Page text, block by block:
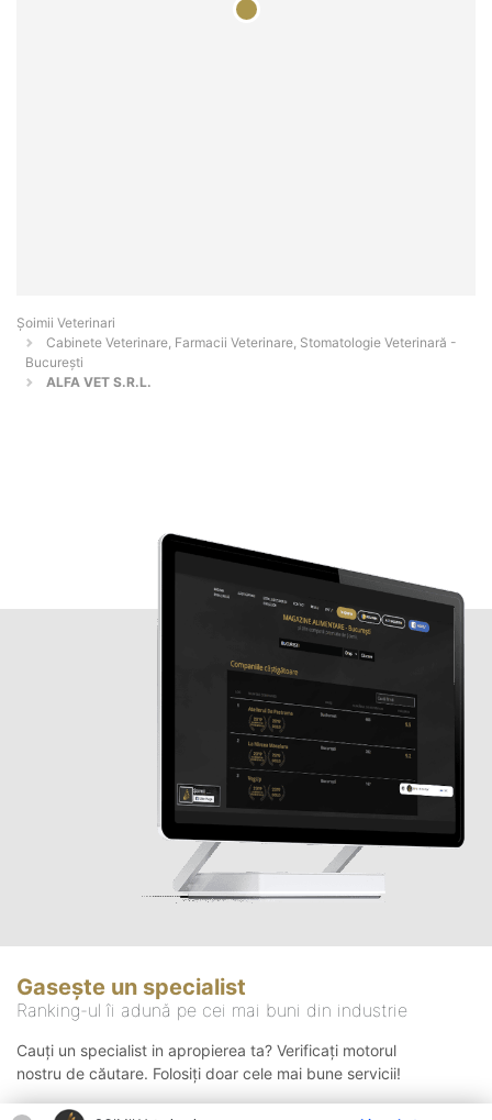
Șoimii Veterinari
Cabinete Veterinare, Farmacii Veterinare, Stomatologie Veterinară -
Bucureşti
ALFA VET S.R.L.
Gasește un specialist
Ranking-ul îi adună pe cei mai buni din industrie
Cauți un specialist in apropierea ta? Verificați motorul
nostru de căutare. Folosiți doar cele mai bune servicii!